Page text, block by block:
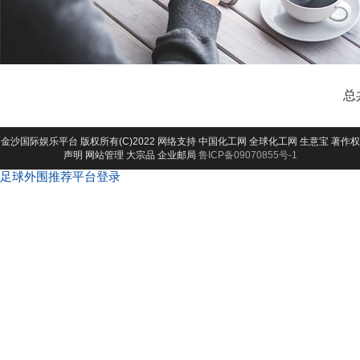
总
金沙国际娱乐平台 版权所有(C)2022 网络支持 中国化工网 全球化工网 生意宝 著作权
声明 网站管理 大宗品 企业邮局 鲁ICP备09070855号-1
足球外围推荐平台登录